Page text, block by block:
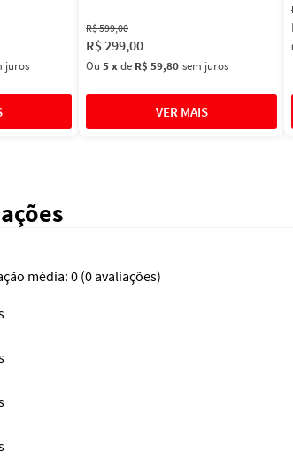
juros
R$599,00
R$299,00
Ou 5xde R$ 59,80 sem juros
média: 0(0 avaliações)